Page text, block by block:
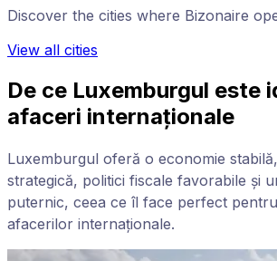
Discover the cities where Bizonaire
View all cities
De ce Luxemburgul este
afaceri internaționale
Luxemburgul oferă o economie
strategică, politici fiscale favorabile și
puternic, ceea ce îl face perfect
afacerilor internaționale.